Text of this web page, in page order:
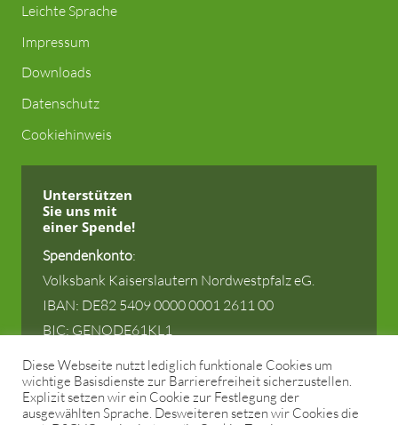
Leichte Sprache
Impressum
Downloads
Datenschutz
Cookiehinweis
Unterstützen
Sie uns mit
einer Spende!
Spendenkonto:
Volksbank Kaiserslautern Nordwestpfalz eG.
IBAN: DE82 5409 0000 0001 2611 00
BIC: GENODE61KL1
Diese Webseite nutzt lediglich funktionale Cookies um
wichtige Basisdienste zur Barrierefreiheit sicherzustellen.
Explizit setzen wir ein Cookie zur Festlegung der
ausgewählten Sprache. Desweiteren setzen wir Cookies die